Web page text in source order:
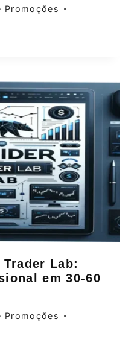
Promoções
Lab:
em 30‑60
Promoções